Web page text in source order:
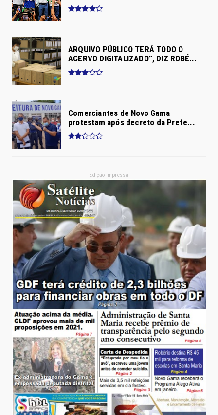
ARQUIVO PÚBLICO TERÁ TODO O
ACERVO DIGITALIZADO”, DIZ ROBÉ...
Comerciantes de Novo Gama
protestam após decreto da Prefe...
- Edição Impressa -